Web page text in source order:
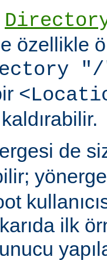
özellikle
"/
de
ilk